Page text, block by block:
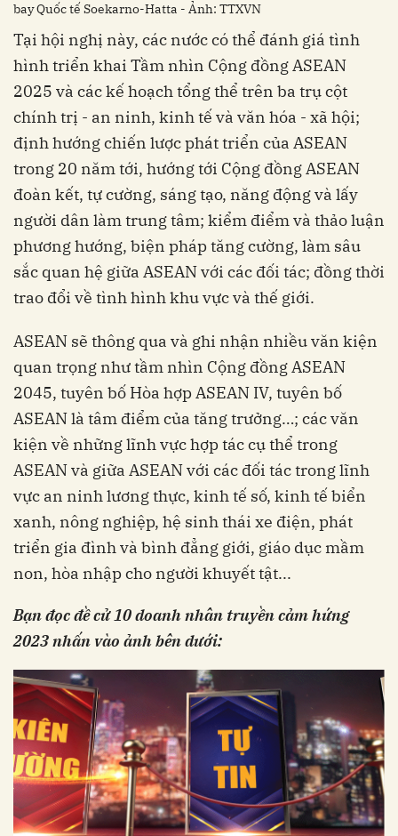
bay Quốc tế Soekarno-Hatta - Ảnh: TTXVN
Tại hội nghị này, các nước có thể đánh giá tình
hình triển khai Tầm nhìn Cộng đồng ASEAN
2025 và các kế hoạch tổng thể trên ba trụ cột
chính trị - an ninh, kinh tế và văn hóa - xã hội;
định hướng chiến lược phát triển của ASEAN
trong 20 năm tới, hướng tới Cộng đồng ASEAN
đoàn kết, tự cường, sáng tạo, năng động và lấy
người dân làm trung tâm; kiểm điểm và thảo luận
phương hướng, biện pháp tăng cường, làm sâu
sắc quan hệ giữa ASEAN với các đối tác; đồng thời
trao đổi về tình hình khu vực và thế giới.
ASEAN sẽ thông qua và ghi nhận nhiều văn kiện
quan trọng như tầm nhìn Cộng đồng ASEAN
2045, tuyên bố Hòa hợp ASEAN IV, tuyên bố
ASEAN là tâm điểm của tăng trưởng…; các văn
kiện về những lĩnh vực hợp tác cụ thể trong
ASEAN và giữa ASEAN với các đối tác trong lĩnh
vực an ninh lương thực, kinh tế số, kinh tế biển
xanh, nông nghiệp, hệ sinh thái xe điện, phát
triển gia đình và bình đẳng giới, giáo dục mầm
non, hòa nhập cho người khuyết tật...
Bạn đọc đề cử 10 doanh nhân truyền cảm hứng
2023 nhấn vào ảnh bên dưới: